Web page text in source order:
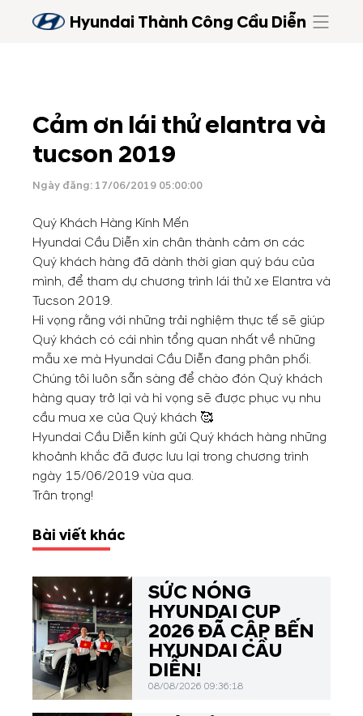
Hyundai Thành Công Cầu Diễn
Cảm ơn lái thử elantra và
tucson 2019
Ngày đăng: 17/06/2019 05:00:00
Quý Khách Hàng Kính Mến
Hyundai Cầu Diễn xin chân thành cảm ơn các
Quý khách hàng đã dành thời gian quý báu của
mình, để tham dự chương trình lái thử xe Elantra và
Tucson 2019.
Hi vọng rằng với những trải nghiệm thực tế sẽ giúp
Quý khách có cái nhìn tổng quan nhất về những
mẫu xe mà Hyundai Cầu Diễn đang phân phối.
Chúng tôi luôn sẵn sàng để chào đón Quý khách
hàng quay trở lại và hi vọng sẽ được phục vụ nhu
cầu mua xe của Quý khách 🥰
Hyundai Cầu Diễn kính gửi Quý khách hàng những
khoảnh khắc đã được lưu lại trong chương trình
ngày 15/06/2019 vừa qua.
Trân trọng!
Bài viết khác
SỨC NÓNG
HYUNDAI CUP
2026 ĐÃ CẬP BẾN
HYUNDAI CẦU
DIỄN!
08/08/2026 09:36:18